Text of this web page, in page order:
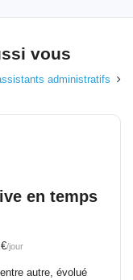
vous
administratifs
en temps
/jour
autre, évolué